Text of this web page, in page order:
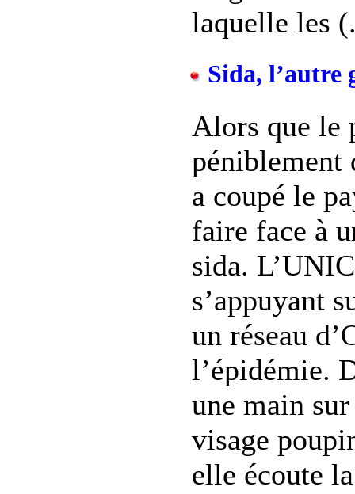
laquelle les
Sida, l’autre
Alors que le
péniblement
a coupé le
faire face à
sida.
s’appuyant
un réseau
l’épidémie.
une main
visage
elle écoute